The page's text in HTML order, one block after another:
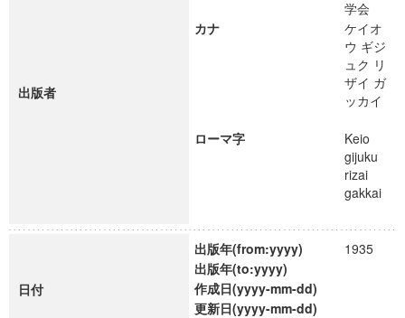
出版者
学会
カナ
ケイオ
ウ ギジ
ュク リ
ザイ ガ
ッカイ
ローマ字
Keio
gijuku
rizai
gakkai
日付
出版年(from:yyyy)
1935
出版年(to:yyyy)
作成日(yyyy-mm-dd)
更新日(yyyy-mm-dd)